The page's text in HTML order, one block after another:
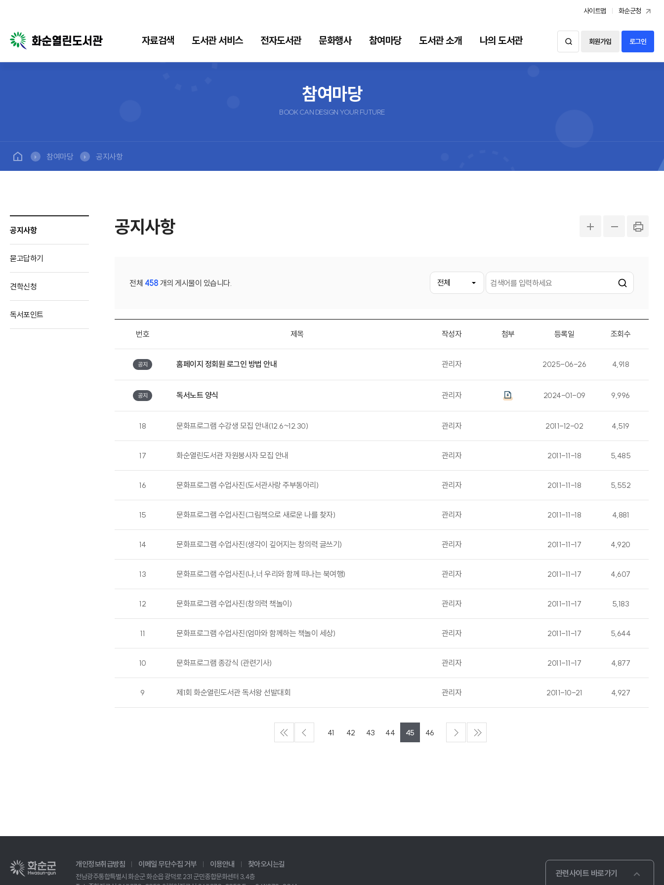
사이트맵 화순군청
자료검색 도서관 서비스 전자도서관 문화행사
문화행사
이달의행사
참여마당 도서관 소개 나의 도서관 회원가입 로그인
참여마당
BOOK CAN DESIGN YOUR FUTURE
참여마당 공지사항
공지사항
묻고답하기
견학신청
독서포인트
공지사항
전체 458 개의 게시물이 있습니다.
번호 제목 작성자 첨부 등록일 조회수
공지 홈페이지 정회원 로그인 방법 안내 관리자 2025-06-26 4,918
공지 독서노트 양식 관리자 2024-01-09 9,996
18 문화프로그램 수강생 모집 안내(12.6~12.30) 관리자 2011-12-02 4,519
17 화순열린도서관 자원봉사자 모집 안내 관리자 2011-11-18 5,485
16 문화프로그램 수업사진(도서관사랑 주부동아리) 관리자 2011-11-18 5,552
15 문화프로그램 수업사진(그림책으로 새로운 나를 찾자) 관리자 2011-11-18 4,881
14 문화프로그램 수업사진(생각이 깊어지는 창의력 글쓰기) 관리자 2011-11-17 4,920
13 문화프로그램 수업사진(나,너 우리와 함께 떠나는 북여행) 관리자 2011-11-17 4,607
12 문화프로그램 수업사진(창의력 책놀이) 관리자 2011-11-17 5,183
11 문화프로그램 수업사진(엄마와 함께하는 책놀이 세상) 관리자 2011-11-17 5,644
10 문화프로그램 종강식 (관련기사) 관리자 2011-11-17 4,877
9 제1회 화순열린도서관 독서왕 선발대회 관리자 2011-10-21 4,927
41 42 43 44 45 46
개인정보취급방침 이메일 무단수집 거부 이용안내 찾아오시는길
전남광주통합특별시 화순군 화순읍 광덕로 231 군민종합문화센터 3,4층
관련사이트 바로가기